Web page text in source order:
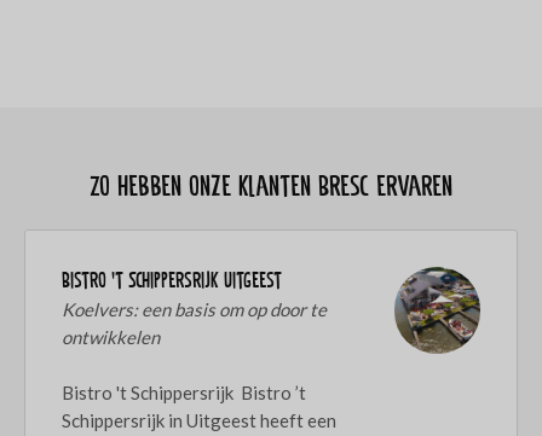
Zo hebben onze klanten Bresc ervaren
Bistro ’t Schippersrijk Uitgeest
Koelvers: een basis om op door te
ontwikkelen
Bistro 't Schippersrijk Bistro ’t
Schippersrijk in Uitgeest heeft een